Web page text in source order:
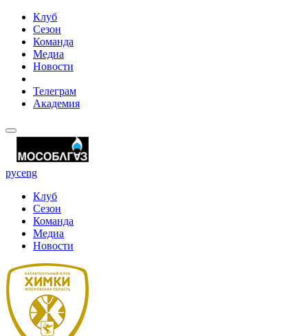
Клуб
Сезон
Команда
Медиа
Новости
Телеграм
Академия
русeng
Клуб
Сезон
Команда
Медиа
Новости